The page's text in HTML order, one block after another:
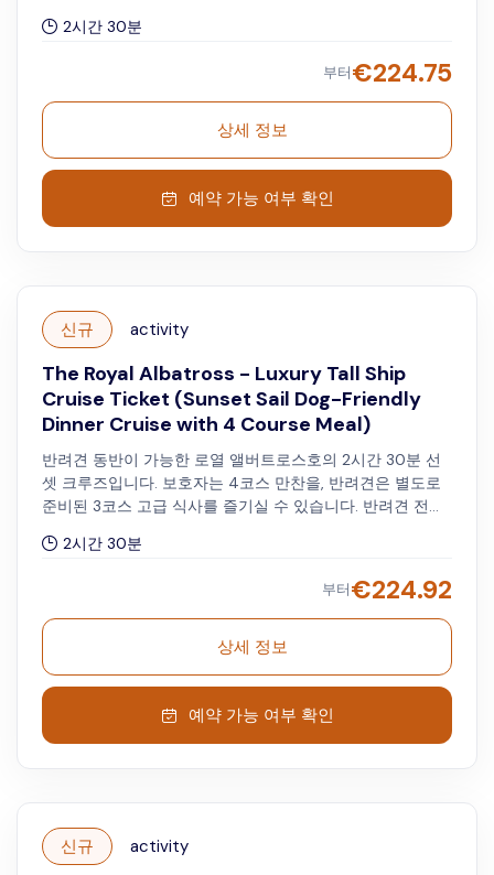
다. 2시간 30분
부터€224.75
상세 정보
예약 가능 여부 확인
신규 activity
The Royal Albatross - Luxury Tall Ship
Cruise Ticket (Sunset Sail Dog-Friendly
Dinner Cruise with 4 Course Meal)
반려견 동반이 가능한 로열 앨버트로스호의 2시간 30분 선
셋 크루즈입니다. 보호자는 4코스 만찬을, 반려견은 별도로
준비된 3코스 고급 식사를 즐기실 수 있습니다. 반려견 전용
견(10kg 이상)은 SGD 60, 소형견(10kg 미만)은 SGD 30의
요일에는 오후 6시, 목요일에는 오후 6시 30분에 출항합니
다.
2시간 30분
부터€224.92
상세 정보
예약 가능 여부 확인
신규 activity